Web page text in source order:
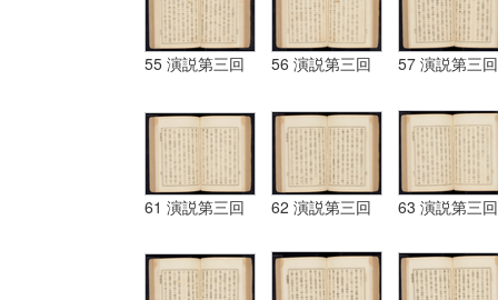
55 演説第三回 56 演説第三回 57 演説第三回
61 演説第三回 62 演説第三回 63 演説第三回